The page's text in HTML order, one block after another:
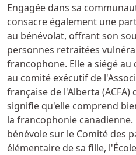
Engagée dans sa
consacre également une
au bénévolat, offrant son
personnes retraitées
francophone. Elle a siégé
au comité exécutif de
française de l'Alberta (ACFA)
signifie qu'elle comprend
la francophonie
bénévole sur le Comité des
élémentaire de sa fille,